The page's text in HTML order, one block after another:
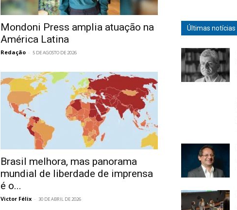
Mondoni Press amplia atuação na
América Latina
Redação - 5 DE AGOSTO DE 2026
Brasil melhora, mas panorama
mundial de liberdade de imprensa
é o...
Victor Félix - 30 DE ABRIL DE 2026
Últimas notícias